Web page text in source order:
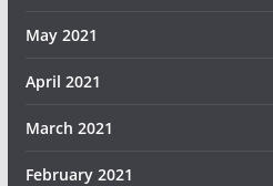
May 2021
April 2021
March 2021
February 2021